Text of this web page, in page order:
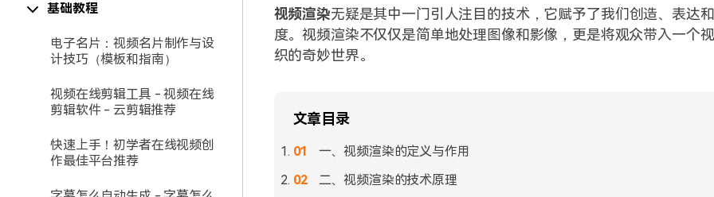
基础教程
电子名片：视频名片制作与设
计技巧（模板和指南）
视频在线剪辑工具 - 视频在线
剪辑软件 - 云剪辑推荐
快速上手！初学者在线视频创
作最佳平台推荐
视频渲染无疑是其中一门引人注目的技术，它赋予了我们创造、表达
度。视频渲染不仅仅是简单地处理图像和影像，更是将观众带入一个
织的奇妙世界。
文章目录
一、视频渲染的定义与作用
二、视频渲染的技术原理